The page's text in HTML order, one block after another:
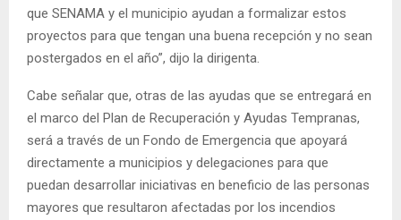
que SENAMA y el municipio ayudan a formalizar estos
proyectos para que tengan una buena recepción y no sean
postergados en el año”, dijo la dirigenta.
Cabe señalar que, otras de las ayudas que se entregará en
el marco del Plan de Recuperación y Ayudas Tempranas,
será a través de un Fondo de Emergencia que apoyará
directamente a municipios y delegaciones para que
puedan desarrollar iniciativas en beneficio de las personas
mayores que resultaron afectadas por los incendios